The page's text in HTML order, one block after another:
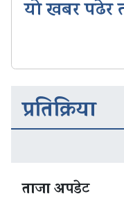
यो खबर पढेर
प्रतिक्रिया
ताजा अपडेट